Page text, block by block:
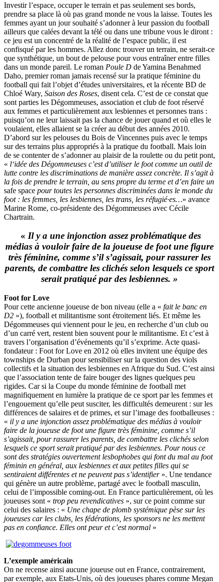
Investir l’espace, occuper le terrain et pas seulement ses bords,
prendre sa place là où pas grand monde ne vous la laisse. Toutes les
femmes ayant un jour souhaité s’adonner à leur passion du football
ailleurs que calées devant la télé ou dans une tribune vous le diront :
ce jeu est un concentré de la réalité de l’espace public, il est
confisqué par les hommes. Allez donc trouver un terrain, ne serait-ce
que synthétique, un bout de pelouse pour vous entraîner entre filles
dans un monde pareil. Le roman Poule D deYamina Benahmed
Daho, premier roman jamais recensé sur la pratique féminine du
football qui fait l’objet d’études universitaires, et la récente BD de
Chloé Wary, Saison des Roses, disent cela. C’est de ce constat que
sont parties les Dégommeuses, association et club de foot réservé
aux femmes et particulièrement aux lesbiennes et personnes trans :
puisqu’on ne leur laissait pas la chance de jouer quand et où elles le
voulaient, elles allaient se la créer au début des années 2010.
D’abord sur les pelouses du Bois de Vincennes puis avec le temps
sur des terrains plus appropriés à la pratique du football. Mais loin
de se contenter de s’adonner au plaisir de la roulette ou du petit pont,
« l‘idée des Dégommeuses c’est d’utiliser le foot comme un outil de
lutte contre les discriminations de manière assez concrète. Il s’agit à
la fois de prendre le terrain, au sens propre du terme et d’en faire un
safe space pour toutes les personnes discriminées dans le monde du
foot : les femmes, les lesbiennes, les trans , les réfugié·es…» avance
Marine Rome, co-présidente des Dégommeuses avec Cécile
Chartrain.
« Il y a une injonction assez problématique des
médias à vouloir faire de la joueuse de foot une figure
très féminine, comme s’il s’agissait, pour rassurer les
parents, de combattre les clichés selon lesquels ce sport
serait pratiqué par des lesbiennes. »
Foot for Love
Pour cette ancienne joueuse de bon niveau (elle a « fait le banc en
D2 »), football et militantisme sont étroitement liés. Et même les
Dégommeuses qui viennent pour le jeu, en recherche d’un club ou
d’un carré vert, restent bien souvent pour le militantisme. Et c’est à
travers l’organisation d’événements qu’il s’exprime. Acte quasi-
fondateur : Foot for Love en 2012 où elles invitent une équipe des
townships de Durban pour sensibiliser sur la question des viols
collectifs et la situation des lesbiennes en Afrique du Sud. C’est ainsi
que l’association tente de faire bouger des lignes quelques peu
rigides. Car si la Coupe du monde féminine de football met
magnifiquement en lumière la pratique de ce sport par les femmes et
l’engouement qu’elle peut susciter, les difficultés demeurent : sur les
différences de salaires et de primes, et sur l’image des footballeuses :
« il y a une injonction assez problématique des médias à vouloir
faire de la joueuse de foot une figure très féminine, comme s’il
s’agissait, pour rassurer les parents, de combattre les clichés selon
lesquels ce sport serait pratiqué par des lesbiennes. Pour nous ce
sont des stratégies ouvertement lesbophobes qui font du mal au foot
féminin en général, aux lesbiennes et aux petites filles qui se
sentiraient différentes et ne peuvent pas s’identifier ». Une tendance
qui génère un autre problème, partagé avec le football masculin,
celui de l’impossible coming-out. En France particulièrement, où les
joueuses sont « trop peu revendicatives », sur ce point comme sur
celui des salaires : « Une chape de plomb systémique pèse sur les
joueuses car les clubs, les fédérations, les sponsors ne les mettent
pas en confiance. Elles ont peur et c’est normal »
L’exemple américain
On ne recense ainsi aucune joueuse out en France, contrairement,
par exemple, aux Etats-Unis, où des joueuses phares comme Megan